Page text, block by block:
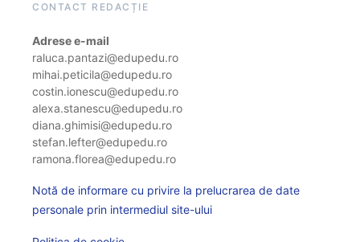
CONTACT REDACȚIE
Adrese e-mail
raluca.pantazi@edupedu.ro
mihai.peticila@edupedu.ro
costin.ionescu@edupedu.ro
alexa.stanescu@edupedu.ro
diana.ghimisi@edupedu.ro
stefan.lefter@edupedu.ro
ramona.florea@edupedu.ro
Notă de informare cu privire la prelucrarea de date
personale prin intermediul site-ului